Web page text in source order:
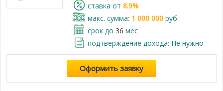
cтавка от 8.9%
макс. сумма: 1 000 000руб.
срок до 36 мес
подтверждение дохода: Не нужно
Оформить заявку